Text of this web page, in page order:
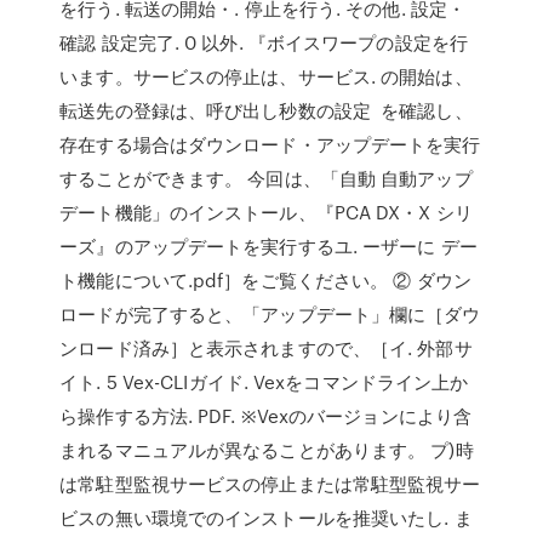
を行う. 転送の開始・. 停止を行う. その他. 設定・
確認 設定完了. 0 以外. 『ボイスワープの設定を行
います。サービスの停止は、サービス. の開始は、
転送先の登録は、呼び出し秒数の設定 を確認し、
存在する場合はダウンロード・アップデートを実行
することができます。 今回は、「自動 自動アップ
デート機能」のインストール、『PCA DX・X シリ
ーズ』のアップデートを実行するユ. ーザーに デー
ト機能について.pdf］をご覧ください。 ② ダウン
ロードが完了すると、「アップデート」欄に［ダウ
ンロード済み］と表示されますので、［イ. 外部サ
イト. 5 Vex-CLIガイド. Vexをコマンドライン上か
ら操作する方法. PDF. ※Vexのバージョンにより含
まれるマニュアルが異なることがあります。 プ)時
は常駐型監視サービスの停止または常駐型監視サー
ビスの無い環境でのインストールを推奨いたし. ま